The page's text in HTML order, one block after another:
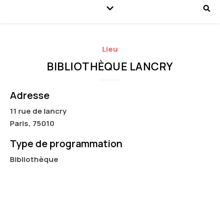
Lieu
BIBLIOTHÈQUE LANCRY
Adresse
11 rue de lancry
Paris, 75010
Type de programmation
Bibliothèque